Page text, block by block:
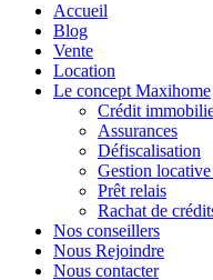
Accueil
Blog
Vente
Location
Le concept Maxihome
Crédit
Assurances
Défiscalisation
Gestion
Prêt relais
Rachat de
Nos conseillers
Nous Rejoindre
Nous contacter